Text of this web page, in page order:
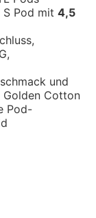
Pod mit 4,5
und
Cotton
Pod-